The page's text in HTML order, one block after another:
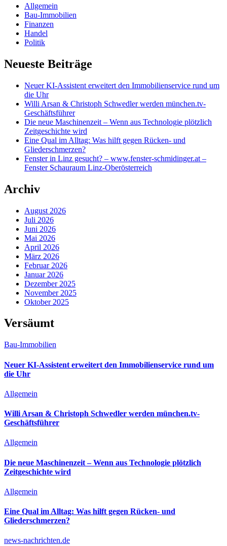
Allgemein
Bau-Immobilien
Finanzen
Handel
Politik
Neueste Beiträge
Neuer KI-Assistent erweitert den Immobilienservice rund um
die Uhr
Willi Arsan & Christoph Schwedler werden münchen.tv-
Geschäftsführer
Die neue Maschinenzeit – Wenn aus Technologie plötzlich
Zeitgeschichte wird
Eine Qual im Alltag: Was hilft gegen Rücken- und
Gliederschmerzen?
Fenster in Linz gesucht? – www.fenster-schmidinger.at –
Fenster Schauraum Linz-Oberösterreich
Archiv
August 2026
Juli 2026
Juni 2026
Mai 2026
April 2026
März 2026
Februar 2026
Januar 2026
Dezember 2025
November 2025
Oktober 2025
Versäumt
Bau-Immobilien
Neuer KI-Assistent erweitert den Immobilienservice rund um
die Uhr
Allgemein
Willi Arsan & Christoph Schwedler werden münchen.tv-
Geschäftsführer
Allgemein
Die neue Maschinenzeit – Wenn aus Technologie plötzlich
Zeitgeschichte wird
Allgemein
Eine Qual im Alltag: Was hilft gegen Rücken- und
Gliederschmerzen?
news-nachrichten.de